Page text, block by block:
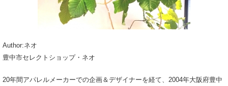
Author:ネオ
豊中市セレクトショップ・ネオ
20年間アパレルメーカーでの企画＆デザイナーを経て、2004年大阪府豊中